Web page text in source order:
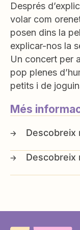
Després
volar com
posen dins la
explicar-nos la
Un concert per
pop plenes
petits i de
Més